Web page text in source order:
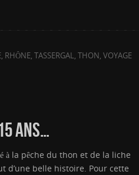
, RHÔNE,TASSERGAL,THON,VOYAGE
ANS…
à la pêche du thon et de la liche
d’une belle histoire. Pour cette